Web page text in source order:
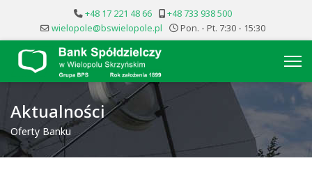
+48 17 221 48 66
+48 733 938 500
wielopole@bswielopole.pl
Pon. - Pt. 7:30 - 15:30
Aktualności
Oferty Banku